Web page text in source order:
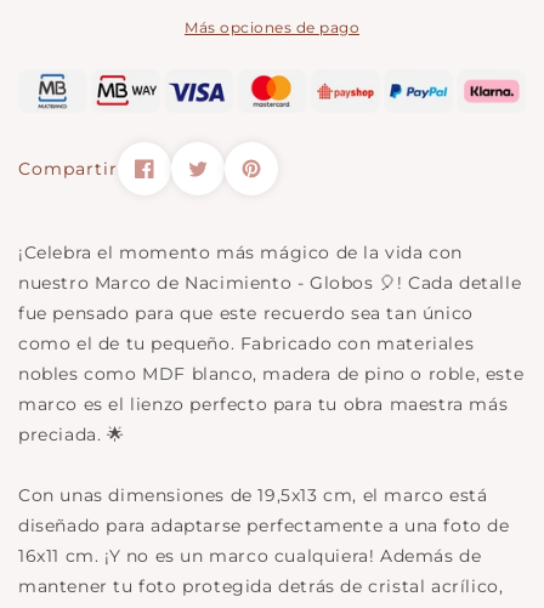
Más opciones de pago
Compartir
¡Celebra el momento más mágico de la vida con
nuestro Marco de Nacimiento - Globos 🎈! Cada detalle
fue pensado para que este recuerdo sea tan único
como el de tu pequeño. Fabricado con materiales
nobles como MDF blanco, madera de pino o roble, este
marco es el lienzo perfecto para tu obra maestra más
preciada. 🌟
Con unas dimensiones de 19,5x13 cm, el marco está
diseñado para adaptarse perfectamente a una foto de
16x11 cm. ¡Y no es un marco cualquiera! Además de
mantener tu foto protegida detrás de cristal acrílico,